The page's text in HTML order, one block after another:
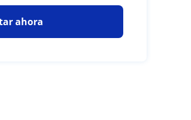
ahora